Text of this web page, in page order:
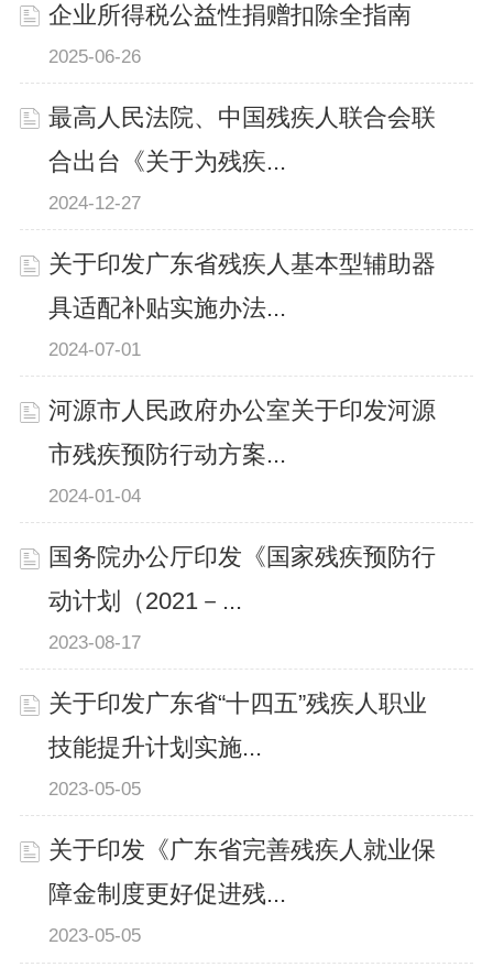
企业所得税公益性捐赠扣除全指南
2025-06-26
最高人民法院、中国残疾人联合会联
合出台《关于为残疾...
2024-12-27
关于印发广东省残疾人基本型辅助器
具适配补贴实施办法...
2024-07-01
河源市人民政府办公室关于印发河源
市残疾预防行动方案...
2024-01-04
国务院办公厅印发《国家残疾预防行
动计划（2021－...
2023-08-17
关于印发广东省“十四五”残疾人职业
技能提升计划实施...
2023-05-05
关于印发《广东省完善残疾人就业保
障金制度更好促进残...
2023-05-05